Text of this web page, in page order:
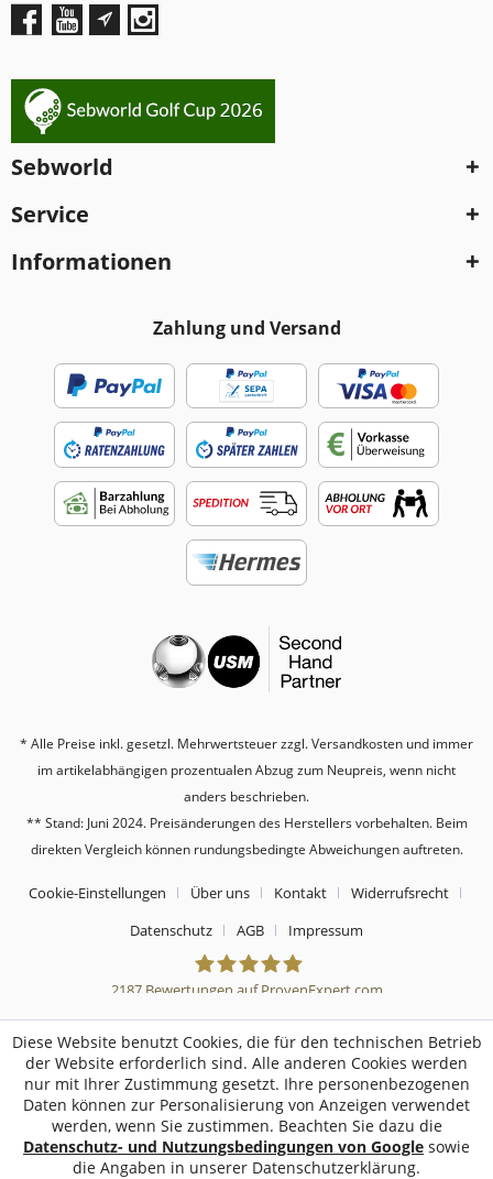
Sebworld
Service
Informationen
Zahlung und Versand
* Alle Preise inkl. gesetzl. Mehrwertsteuer zzgl.Versandkosten und immer
im artikelabhängigen prozentualen Abzug zum Neupreis, wenn nicht
anders beschrieben.
** Stand: Juni 2024. Preisänderungen des Herstellers vorbehalten. Beim
direkten Vergleich können rundungsbedingte Abweichungen auftreten.
Cookie-Einstellungen Über uns Kontakt
Widerrufsrecht
Datenschutz
AGB Impressum
Sebworld
2187Bewertungen auf ProvenExpert.com
Diese Website benutzt Cookies, die für den technischen Betrieb
der Website erforderlich sind. Alle anderen Cookies werden
nur mit Ihrer Zustimmung gesetzt. Ihre personenbezogenen
Daten können zur Personalisierung von Anzeigen verwendet
werden, wenn Sie zustimmen. Beachten Sie dazu die
Datenschutz- und Nutzungsbedingungen von Google sowie
die Angaben in unserer Datenschutzerklärung.